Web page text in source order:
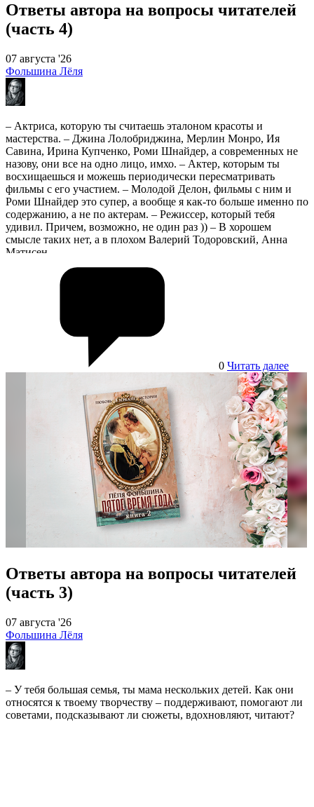
Ответы автора на вопросы читателей
(часть 4)
07 августа '26
Фольшина Лёля
– Актриса, которую ты считаешь эталоном красоты и
мастерства. – Джина Лолобриджина, Мерлин Монро, Ия
Савина, Ирина Купченко, Роми Шнайдер, а современных не
назову, они все на одно лицо, имхо. – Актер, которым ты
восхищаешься и можешь периодически пересматривать
фильмы с его участием. – Молодой Делон, фильмы с ним и
Роми Шнайдер это супер, а вообще я как-то больше именно по
содержанию, а не по актерам. – Режиссер, который тебя
удивил. Причем, возможно, не один раз )) – В хорошем
смысле таких нет, а в плохом Валерий Тодоровский, Анна
Матисен.
0 Читать далее
Ответы автора на вопросы читателей
(часть 3)
07 августа '26
Фольшина Лёля
– У тебя большая семья, ты мама нескольких детей. Как они
относятся к твоему творчеству – поддерживают, помогают ли
советами, подсказывают ли сюжеты, вдохновляют, читают?